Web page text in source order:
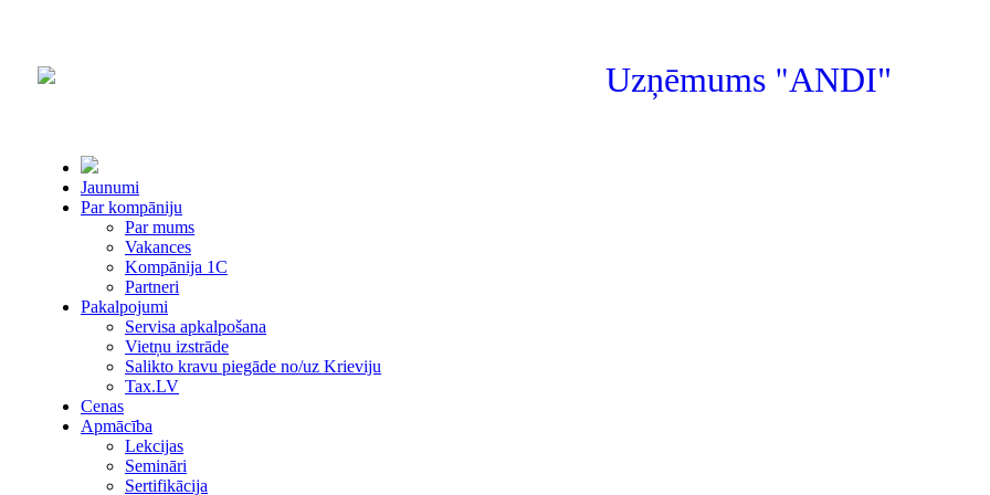
Uzņēmums"ANDI"
Jaunumi
Par kompāniju
Par mums
Vakances
Kompānija 1С
Partneri
Pakalpojumi
Servisa apkalpošana
Vietņu izstrāde
Salikto kravu piegāde no/uz Krieviju
Tax.LV
Cenas
Apmācība
Lekcijas
Semināri
Sertifikācija